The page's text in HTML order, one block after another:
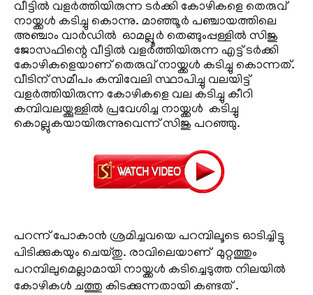
വീട്ടില്‍ വളര്‍ത്തിയിരുന്ന ടര്‍ക്കി കോഴികളെ തെരുവ്
നായ്ക്കള്‍ കടിച്ചു കൊന്നു. മാഞ്ഞൂര്‍ പഞ്ചായത്തിലെ
അഞ്ചാം വാര്‍ഡില്‍ ഓമല്ലൂര്‍ തെങ്ങുംപ്പള്ളില്‍ സിജു
ജോസഫിന്റെ വീട്ടില്‍ വളര്‍ത്തിയിരുന്ന എട്ട് ടര്‍ക്കി
കോഴികളെയാണ് തെരുവ് നായ്ക്കള്‍ കടിച്ചു കൊന്നത്.
വീടിന് സമീപം കമ്പിവേലി സ്ഥാപിച്ചു വലയിട്ട്
വളര്‍ത്തിയിരുന്ന കോഴികളെ വല കടിച്ചു കീറി
കമ്പിവലയ്ക്കുള്ളില്‍ പ്രവേശിച്ച നായ്ക്കള്‍ കടിച്ചു
കൊല്ലുകയായിരുന്നുവെന്ന് സിജു പറഞ്ഞു.
പറന്ന് പോകാന്‍ ശ്രമിച്ചവയെ പറമ്പിലൂടെ ഓടിച്ചിട്ടു
പിടിക്കുകയും ചെയ്തു. രാവിലെയാണ് മുറ്റത്തും
പറമ്പിലുമെല്ലാമായി നായ്ക്കള്‍ കടിച്ചെടുത്ത നിലയില്‍
കോഴികള്‍ ചത്തു കിടക്കുന്നതായി കണ്ടത് .